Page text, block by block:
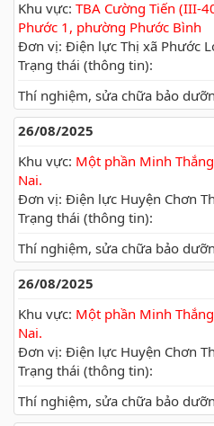
Khu vực: TBA Cường Tiến (III-
Phước 1, phường Phước Bình
Đơn vị: Điện lực Thị xã Phước
Trạng thái (thông tin):
Thí nghiệm, sửa chữa bảo
26/08/2025
Khu vực: Một phần Minh
Nai.
Đơn vị: Điện lực Huyện Chơn
Trạng thái (thông tin):
Thí nghiệm, sửa chữa bảo
26/08/2025
Khu vực: Một phần Minh
Nai.
Đơn vị: Điện lực Huyện Chơn
Trạng thái (thông tin):
Thí nghiệm, sửa chữa bảo